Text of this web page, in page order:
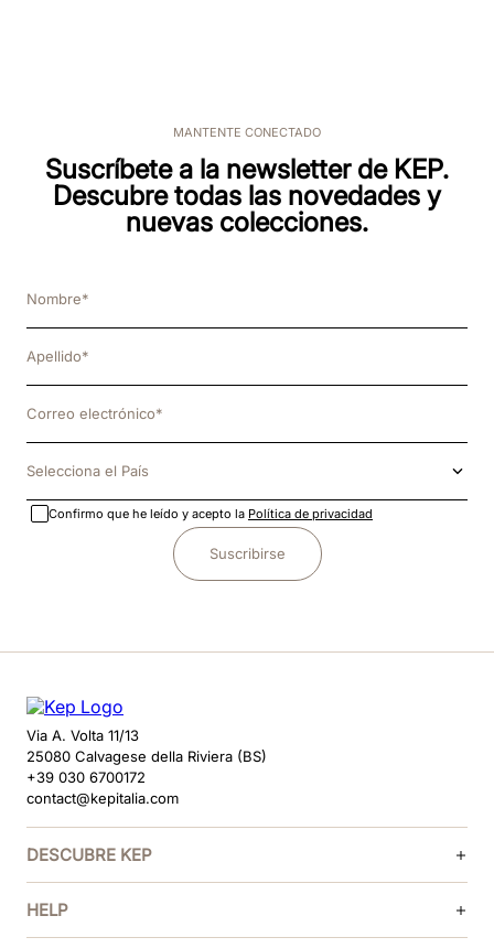
MANTENTE CONECTADO
Suscríbete a la newsletter de KEP.
Descubre todas las novedades y
nuevas colecciones.
Selecciona el País
Confirmo que he leído y acepto la Política de privacidad
Suscribirse
Via A. Volta 11/13
25080 Calvagese della Riviera (BS)
+39 030 6700172
contact@kepitalia.com
DESCUBRE KEP
HELP